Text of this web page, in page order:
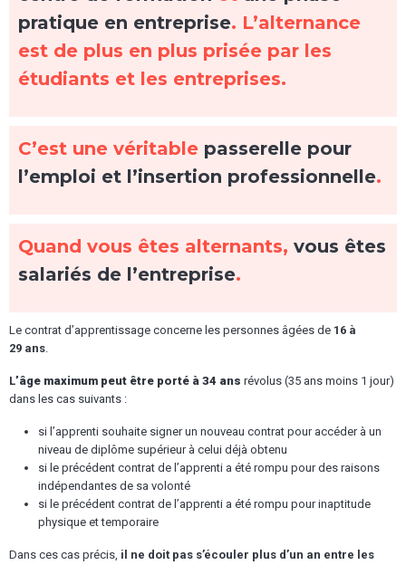
pratique en entreprise. L’alternance
est de plus en plus prisée par les
étudiants et les entreprises.
C’est une véritable passerelle pour
l’emploi et l’insertion professionnelle.
Quand vous êtes alternants, vous êtes
salariés de l’entreprise.
Le contrat d’apprentissage concerne les personnes âgées de 16 à
29 ans.
L’âge maximum peut être porté à 34 ans révolus (35 ans moins 1 jour)
dans les cas suivants :
si l’apprenti souhaite signer un nouveau contrat pour accéder à un
niveau de diplôme supérieur à celui déjà obtenu
si le précédent contrat de l’apprenti a été rompu pour des raisons
indépendantes de sa volonté
si le précédent contrat de l’apprenti a été rompu pour inaptitude
physique et temporaire
Dans ces cas précis, il ne doit pas s’écouler plus d’un an entre les